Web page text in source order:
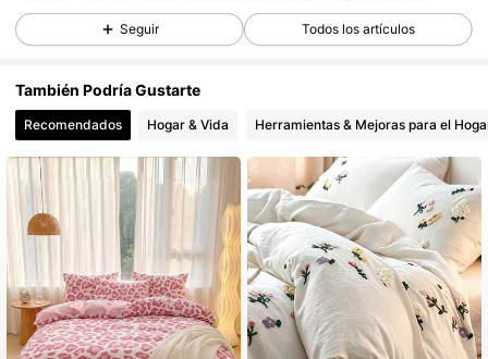
4,81 1.4K Seguidores
4,81 1.4K Seguidores
4,81 1.4K Seguidores
4,81 1.4K Seguidores
Seguir Todos los artículos
También Podría Gustarte
Recomendados Hogar & Vida Herramientas & Mejoras para el